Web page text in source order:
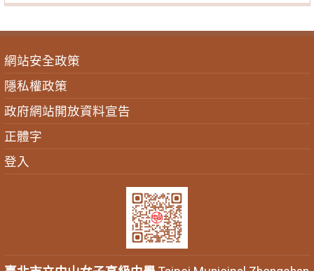
網站安全政策
隱私權政策
政府網站開放資料宣告
正體字
登入